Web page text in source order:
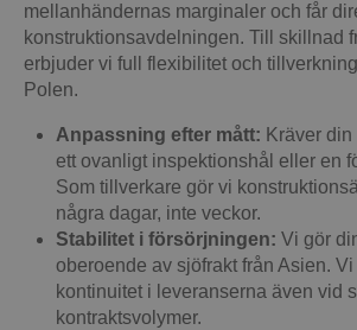
mellanhändernas marginaler och får
konstruktionsavdelningen. Till skillnad
erbjuder vi full flexibilitet och
Polen.
Anpassning efter mått: Kräver
ett ovanligt inspektionshål eller en
Som tillverkare gör vi
några dagar, inte veckor.
Stabilitet i försörjningen: Vi gör
oberoende av sjöfrakt från Asien.
kontinuitet i leveranserna även vid
kontraktsvolymer.